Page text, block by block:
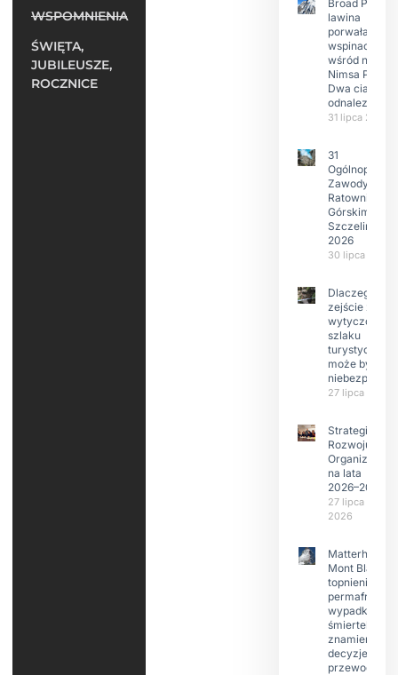
WSPOMNIENIA
ŚWIĘTA,
JUBILEUSZE,
ROCZNICE
Broad Peak:
lawina
porwała 10
wspinaczy,
wśród nich
Nimsa Purję.
Dwa ciała
odnalezione.
31 lipca 2026
31
Ogólnopolskie
Zawody w
Ratownictwie
Górskim –
Szczeliniec
2026
30 lipca 2026
Dlaczego
zejście z
wytyczonego
szlaku
może być
27 lipca 2026
Strategia
Rozwoju
Organizacji
na lata
2026–2029
27 lipca
2026
Matterhorn i
Mont Blanc:
topnienie
permafrost,
wypadki
śmiertelne,
znamienne
decyzje